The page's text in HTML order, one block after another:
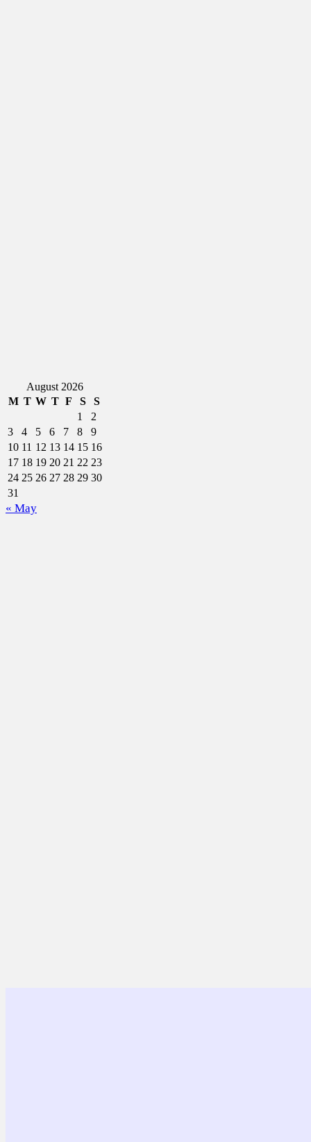
August 2026
M T W T F S
S
1
2
3
4 5 6 7 8
9
10 11 12 13 14 15 16
17 18 19 20 21 22 23
24 25 26 27 28 29 30
31
« May